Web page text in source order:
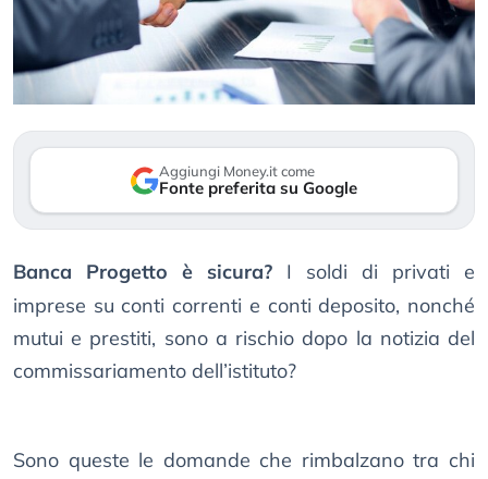
Aggiungi Money.it come
Fonte preferita su Google
Banca Progetto è sicura? I soldi di privati e
imprese su conti correnti e conti deposito, nonché
mutui e prestiti, sono a rischio dopo la notizia del
commissariamento dell’istituto?
Sono queste le domande che rimbalzano tra chi